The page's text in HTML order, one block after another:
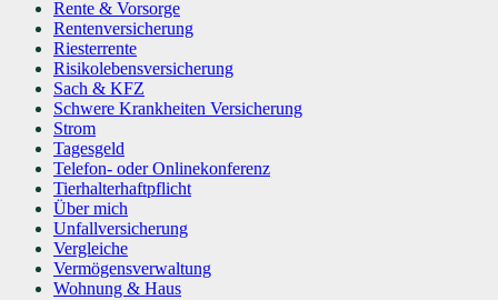
Rente & Vorsorge
Rentenversicherung
Riesterrente
Risikolebensversicherung
Sach & KFZ
Schwere Krankheiten Versicherung
Strom
Tagesgeld
Telefon- oder Onlinekonferenz
Tierhalterhaftpflicht
Über mich
Unfallversicherung
Vergleiche
Vermögensverwaltung
Wohnung & Haus